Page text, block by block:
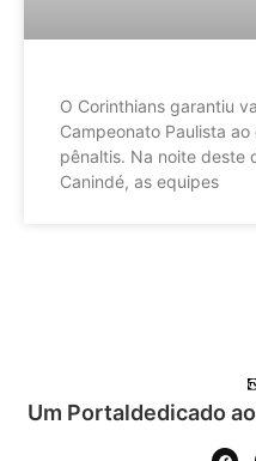
O Corinthians garantiu
Campeonato Paulista
pênaltis. Na noite deste
Canindé, as equipes
Um Portaldedicado